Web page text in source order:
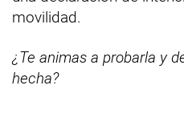
movilidad.
¿Te animas a probarla y
hecha?